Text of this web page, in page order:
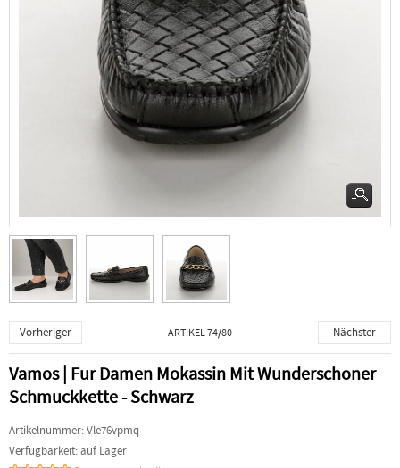
Vorheriger ARTIKEL 74/80 Nächster
Vamos | Fur Damen Mokassin Mit Wunderschoner
Schmuckkette - Schwarz
Artikelnummer:Vle76vpmq
Verfügbarkeit:auf Lager